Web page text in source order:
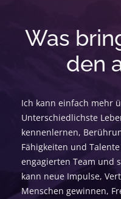
Was
den
Ich kann einfach mehr
Unterschiedlichste
kennenlernen,
Fähigkeiten und
engagierten Team und
kann neue Impulse,
Menschen gewinnen,